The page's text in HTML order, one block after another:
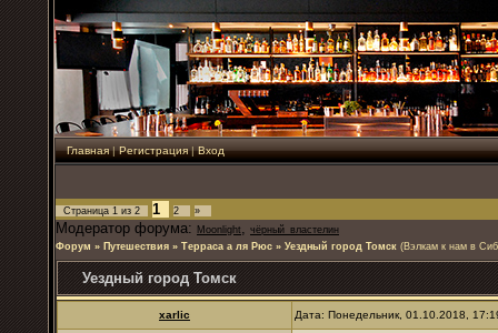
Главная|Регистрация|Вход
Страница 1 из 2 1 2 »
Модератор форума: Moonlight , чёрный_властелин
Форум » Путешествия » Терраса а ля Рюс » Уездный город Томск (Вэлкам к нам в
Уездный город Томск
xarlic Дата: Понедельник, 01.10.2018,